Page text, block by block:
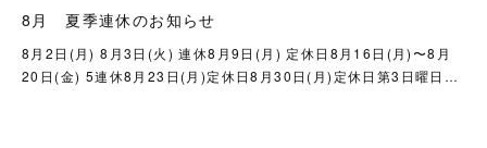
8月 夏季連休のお知らせ
8月2日(月) 8月3日(火) 連休8月9日(月) 定休日8月16日(月)〜8月
20日(金) 5連休8月23日(月)定休日8月30日(月)定休日第3日曜日…